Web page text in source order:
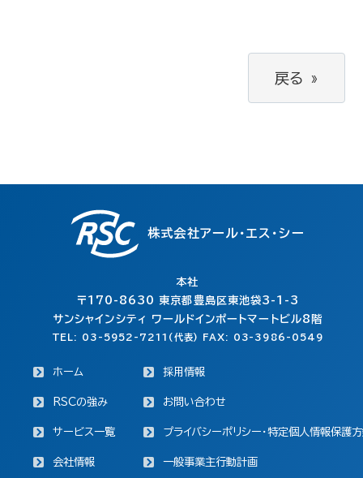
戻る »
株式会社アール・エス・シー
本社
〒170-8630東京都豊島区東池袋3-1-3
サンシャインシティ ワールドインポートマートビル8階
TEL: 03-5952-7211(代表) FAX: 03-3986-0549
ホーム
RSCの強み
サービス一覧
会社情報
採用情報
お問い合わせ
プライバシーポリシー・特定個人情報保護
一般事業主行動計画